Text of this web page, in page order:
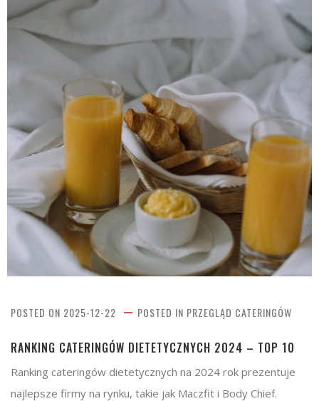
POSTED ON 2025-12-22 POSTED IN PRZEGLĄD CATERINGÓW
RANKING CATERINGÓW DIETETYCZNYCH 2024 – TOP 10
Ranking cateringów dietetycznych na 2024 rok prezentuje
najlepsze firmy na rynku, takie jak Maczfit i Body Chief.